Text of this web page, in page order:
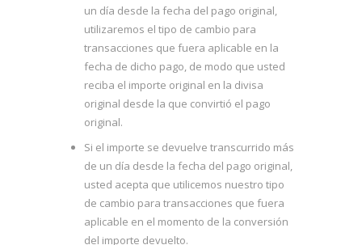
un día desde la fecha del pago original,
utilizaremos el tipo de cambio para
transacciones que fuera aplicable en la
fecha de dicho pago, de modo que usted
reciba el importe original en la divisa
original desde la que convirtió el pago
original.
Si el importe se devuelve transcurrido más
de un día desde la fecha del pago original,
usted acepta que utilicemos nuestro tipo
de cambio para transacciones que fuera
aplicable en el momento de la conversión
del importe devuelto.